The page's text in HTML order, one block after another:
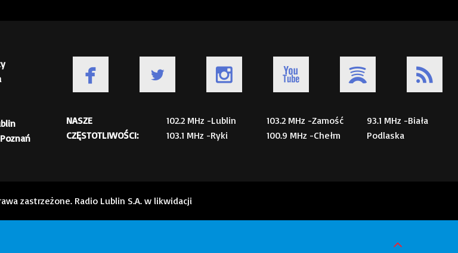
NASZE
CZĘSTOTLIWOŚCI:
102.2 MHz -Lublin
103.1 MHz -Ryki
103.2 MHz -Zamość
100.9 MHz -Chełm
93.1 MHz -Biała
Podlaska
zastrzeżone. Radio Lublin S.A. w likwidacji